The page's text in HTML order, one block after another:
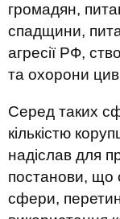
громадян,
спадщини,
агресії РФ,
та охорони
Серед таких
кількістю
надіслав для
постанови, що
сфери,